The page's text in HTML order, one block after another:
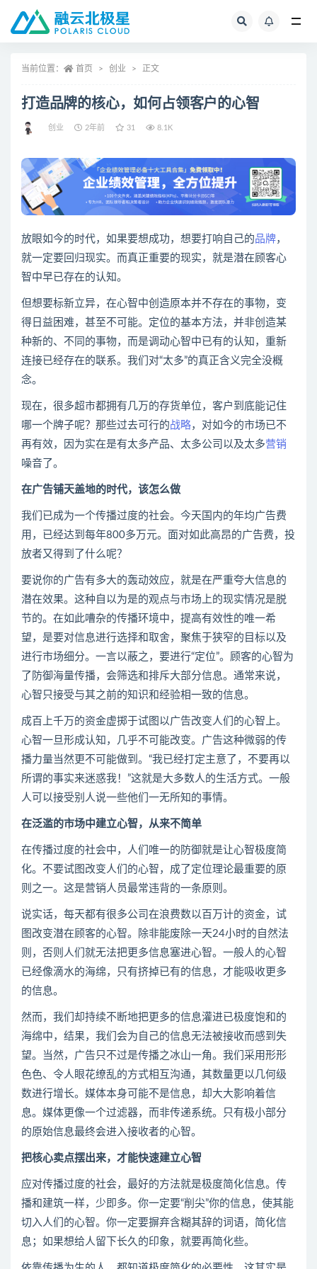
当前位置： 首页 创业 正文
打造品牌的核心，如何占领客户的心智
创业 2年前 31 8.1K
放眼如今的时代，如果要想成功，想要打响自己的品牌，
就一定要回归现实。而真正重要的现实，就是潜在顾客心
智中早已存在的认知。
但想要标新立异，在心智中创造原本并不存在的事物，变
得日益困难，甚至不可能。定位的基本方法，并非创造某
种新的、不同的事物，而是调动心智中已有的认知，重新
连接已经存在的联系。我们对“太多”的真正含义完全没概
念。
现在，很多超市都拥有几万的存货单位，客户到底能记住
哪一个牌子呢？那些过去可行的战略，对如今的市场已不
再有效，因为实在是有太多产品、太多公司以及太多营销
噪音了。
在广告铺天盖地的时代，该怎么做
我们已成为一个传播过度的社会。今天国内的年均广告费
用，已经达到每年800多万元。面对如此高昂的广告费，投
放者又得到了什么呢？
要说你的广告有多大的轰动效应，就是在严重夸大信息的
潜在效果。这种自以为是的观点与市场上的现实情况是脱
节的。在如此嘈杂的传播环境中，提高有效性的唯一希
望，是要对信息进行选择和取舍，聚焦于狭窄的目标以及
进行市场细分。一言以蔽之，要进行“定位”。顾客的心智为
了防御海量传播，会筛选和排斥大部分信息。通常来说，
心智只接受与其之前的知识和经验相一致的信息。
成百上千万的资金虚掷于试图以广告改变人们的心智上。
心智一旦形成认知，几乎不可能改变。广告这种微弱的传
播力量当然更不可能做到。“我已经打定主意了，不要再以
所谓的事实来迷惑我！”这就是大多数人的生活方式。一般
人可以接受别人说一些他们一无所知的事情。
在泛滥的市场中建立心智，从来不简单
在传播过度的社会中，人们唯一的防御就是让心智极度简
化。不要试图改变人们的心智，成了定位理论最重要的原
则之一。这是营销人员最常违背的一条原则。
说实话，每天都有很多公司在浪费数以百万计的资金，试
图改变潜在顾客的心智。除非能废除一天24小时的自然法
则，否则人们就无法把更多信息塞进心智。一般人的心智
已经像滴水的海绵，只有挤掉已有的信息，才能吸收更多
的信息。
然而，我们却持续不断地把更多的信息灌进已极度饱和的
海绵中，结果，我们会为自己的信息无法被接收而感到失
望。当然，广告只不过是传播之冰山一角。我们采用形形
色色、令人眼花缭乱的方式相互沟通，其数量更以几何级
数进行增长。媒体本身可能不是信息，却大大影响着信
息。媒体更像一个过滤器，而非传递系统。只有极小部分
的原始信息最终会进入接收者的心智。
把核心卖点摆出来，才能快速建立心智
应对传播过度的社会，最好的方法就是极度简化信息。传
播和建筑一样，少即多。你一定要“削尖”你的信息，使其能
切入人们的心智。你一定要摒弃含糊其辞的词语，简化信
息；如果想给人留下长久的印象，就要再简化些。